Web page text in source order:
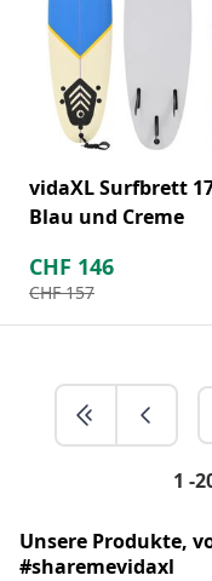
vidaXL Surfbrett
Blau und Creme
CHF 146
CHF 157
1 -
Unsere Produkte,
#sharemevidaxl